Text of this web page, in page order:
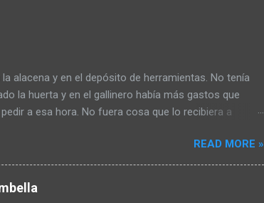
alacena y en el depósito de herramientas. No tenía
la huerta y en el gallinero había más gastos que
a esa hora. No fuera cosa que lo recibiera a
el sabor. No estaba conforme y pensó en
la cooperativa eléctrica le había le había comido lo
las dos gallinas viejas y las había hecho durar a base
ahí, no iba a matar más porque las necesitaba. La
READ MORE »